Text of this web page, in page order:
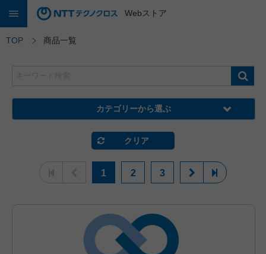
Webストア
TOP 商品一覧
カテゴリーから選ぶ
クリア
1 2 3